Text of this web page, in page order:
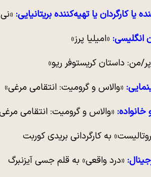
یا کارگردان یا تهیه‌کننده بریتانیایی:
انگلیسی: «امیلیا پرز»
من: داستان کریستوفر ریو»
«والاس و گرومیت: انتقامی مرغی»
«والاس و گرومیت: انتقامی
به کارگردانی بریدی کوربت
«درد واقعی» به قلم جسی آیزنبرگ